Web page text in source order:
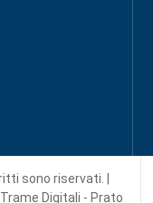
sono riservati. |
Digitali - Prato